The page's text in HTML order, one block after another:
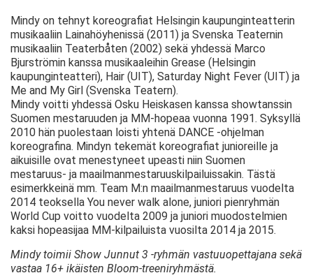
Mindy on tehnyt koreografiat Helsingin kaupunginteatterin
musikaaliin Lainahöyhenissä (2011) ja Svenska Teaternin
musikaaliin Teaterbåten (2002) sekä yhdessä Marco
Bjurströmin kanssa musikaaleihin Grease (Helsingin
kaupunginteatteri), Hair (UIT), Saturday Night Fever (UIT) ja
Me and My Girl (Svenska Teatern).
Mindy voitti yhdessä Osku Heiskasen kanssa showtanssin
Suomen mestaruuden ja MM-hopeaa vuonna 1991. Syksyllä
2010 hän puolestaan loisti yhtenä DANCE -ohjelman
koreografina. Mindyn tekemät koreografiat junioreille ja
aikuisille ovat menestyneet upeasti niin Suomen
mestaruus- ja maailmanmestaruuskilpailuissakin. Tästä
esimerkkeinä mm. Team M:n maailmanmestaruus vuodelta
2014 teoksella You never walk alone, juniori pienryhmän
World Cup voitto vuodelta 2009 ja juniori muodostelmien
kaksi hopeasijaa MM-kilpailuista vuosilta 2014 ja 2015.
Mindy toimii Show Junnut 3 -ryhmän vastuuopettajana sekä
vastaa 16+ ikäisten Bloom-treeniryhmästä.